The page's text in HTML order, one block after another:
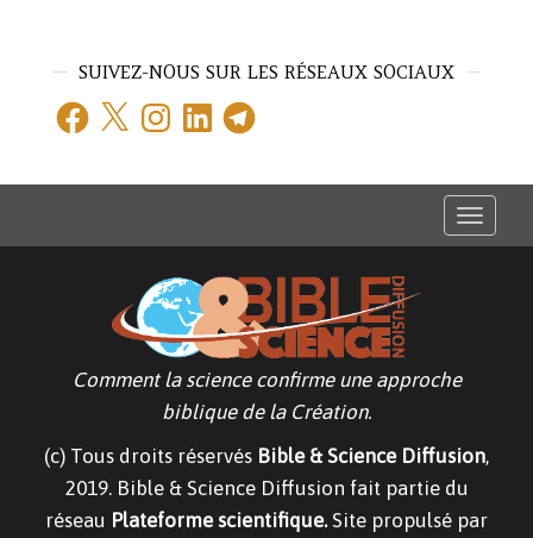
SUIVEZ-NOUS SUR LES RÉSEAUX SOCIAUX
Facebook InstagramLinkedIn Telegram
T
o
i
Comment la science confirme une approche
biblique de la Création.
(c) Tous droits réservés Bible & Science Diffusion,
2019. Bible & Science Diffusion fait partie du
réseau Plateforme scientifique.Site propulsé par